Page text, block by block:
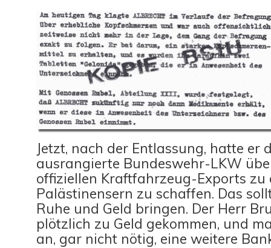
Jetzt, nach der Entlassung, hatte er
ausrangierte Bundeswehr-LKW
offiziellen Kraftfahrzeug-Exports zu
Palästinensern zu schaffen. Das
Ruhe und Geld bringen. Der Herr
plötzlich zu Geld gekommen, und
an, gar nicht nötig, eine weitere